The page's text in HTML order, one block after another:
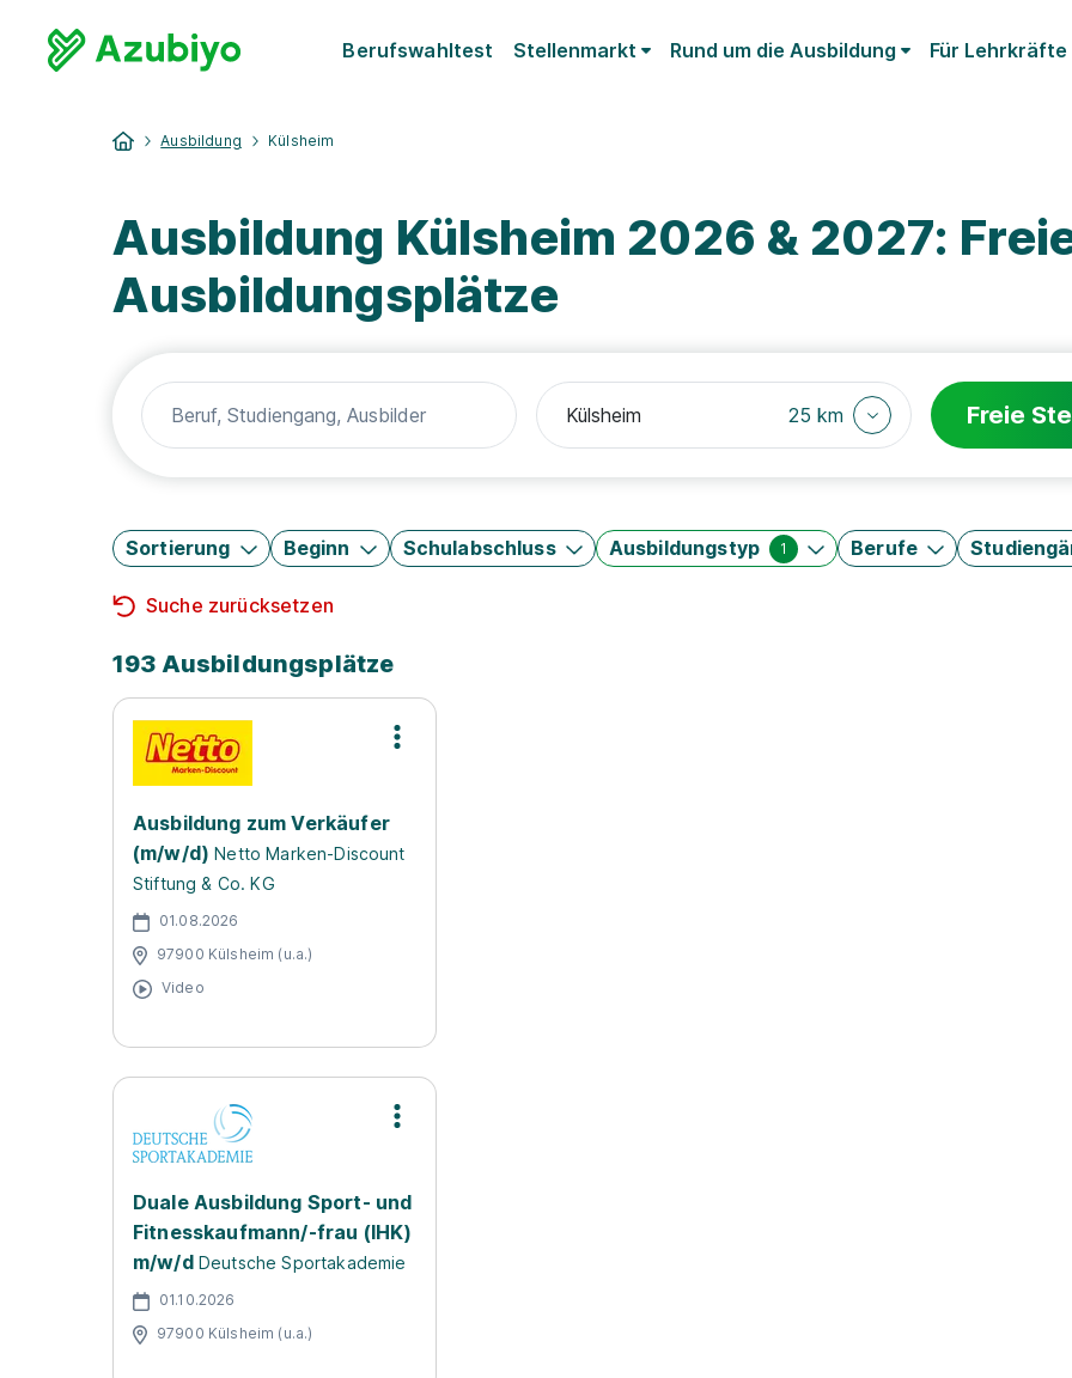
Berufswahltest Stellenmarkt Rund um die Ausbildung Für Lehrkräfte
Ausbildung Külsheim
Ausbildung Külsheim 2026 & 2027:
Ausbildungsplätze
25 km Freie
Sortierung Beginn Schulabschluss Ausbildungstyp 1 Berufe
Suche zurücksetzen
193 Ausbildungsplätze
Ausbildung zum Verkäufer
(m/w/d) Netto Marken-Discount
Stiftung & Co. KG
01.08.2026
97900 Külsheim (u.a.)
Video
Duale Ausbildung Sport- und
Fitnesskaufmann/-frau (IHK)
m/w/d Deutsche Sportakademie
01.10.2026
97900 Külsheim (u.a.)